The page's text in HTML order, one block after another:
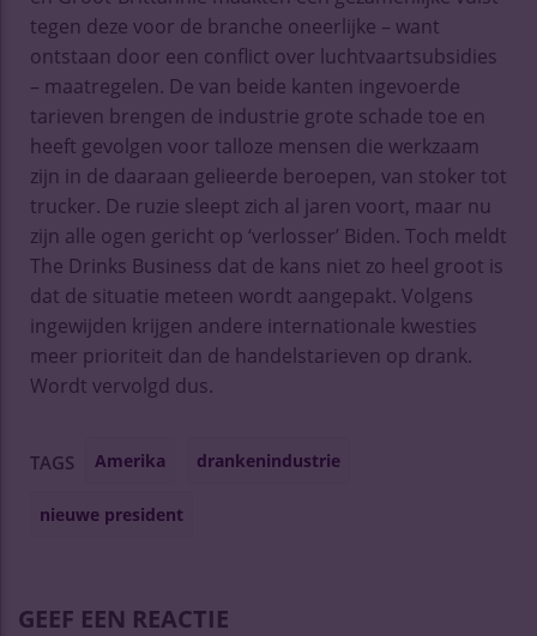
tegen deze voor de branche oneerlijke – want
ontstaan door een conflict over luchtvaartsubsidies
– maatregelen. De van beide kanten ingevoerde
tarieven brengen de industrie grote schade toe en
heeft gevolgen voor talloze mensen die werkzaam
zijn in de daaraan gelieerde beroepen, van stoker tot
trucker. De ruzie sleept zich al jaren voort, maar nu
zijn alle ogen gericht op ‘verlosser’ Biden. Toch meldt
The Drinks Business dat de kans niet zo heel groot is
dat de situatie meteen wordt aangepakt. Volgens
ingewijden krijgen andere internationale kwesties
meer prioriteit dan de handelstarieven op drank.
Wordt vervolgd dus.
TAGS Amerika drankenindustrie
nieuwe president
GEEF EEN REACTIE